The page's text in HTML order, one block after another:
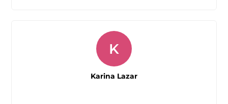
K
Karina Lazar